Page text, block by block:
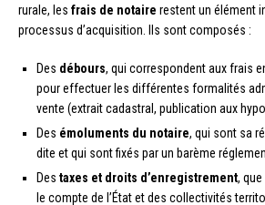
rurale, les frais de notaire restent un élément
processus d’acquisition. Ils sont composés :
Des débours, qui correspondent aux frais
pour effectuer les différentes formalités
vente (extrait cadastral, publication aux
Des émoluments du notaire, qui sont sa
dite et qui sont fixés par un barème
Des taxes et droits d’enregistrement,
le compte de l’État et des collectivités